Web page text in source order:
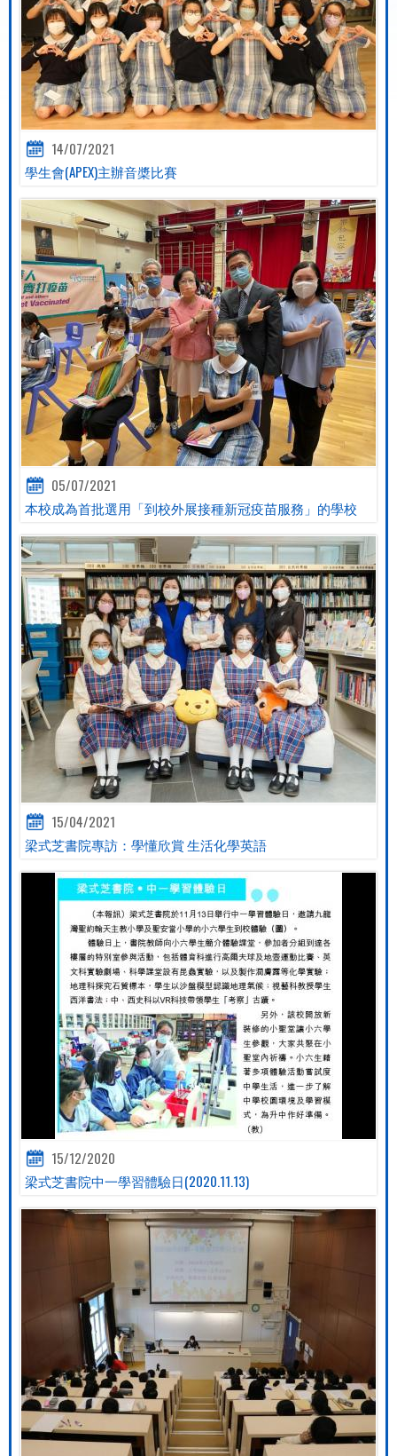
14/07/2021
學生會(APEX)主辦音槳比賽
05/07/2021
本校成為首批選用「到校外展接種新冠疫苗服務」的學校
15/04/2021
梁式芝書院專訪：學懂欣賞 生活化學英語
15/12/2020
梁式芝書院中一學習體驗日(2020.11.13)